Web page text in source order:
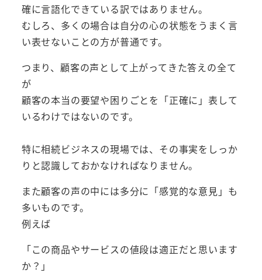
確に言語化できている訳ではありません。
むしろ、多くの場合は自分の心の状態をうまく言
い表せないことの方が普通です。
つまり、顧客の声として上がってきた答えの全て
が
顧客の本当の要望や困りごとを「正確に」表して
いるわけではないのです。
特に相続ビジネスの現場では、その事実をしっか
りと認識しておかなければなりません。
また顧客の声の中には多分に「感覚的な意見」も
多いものです。
例えば
「この商品やサービスの値段は適正だと思います
か？」